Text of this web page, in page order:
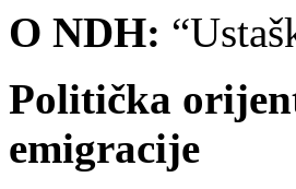
O NDH:
Politička
emigracije